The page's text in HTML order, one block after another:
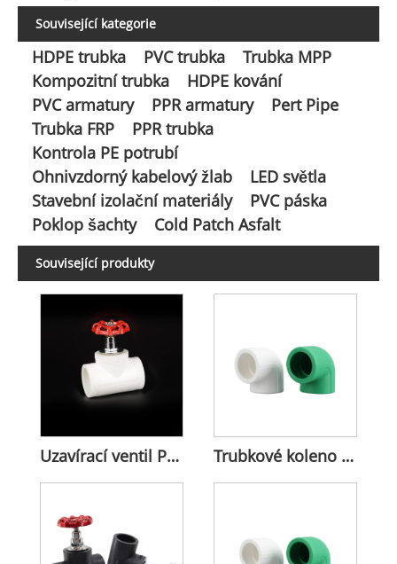
Související kategorie
HDPE trubka PVC trubka
Trubka MPP
Kompozitní trubka
HDPE kování
PVC armatury
PPR armatury
Pert Pipe
Trubka FRP
PPR trubka
Kontrola PE potrubí
Ohnivzdorný kabelový žlab
LED světla
Stavební izolační materiály
PVC páska
Poklop šachty
Cold Patch Asfalt
Související produkty
Uzavírací ventil PPR pro ovládání vodního potrubí Trubkové koleno PPR 90 stupňů